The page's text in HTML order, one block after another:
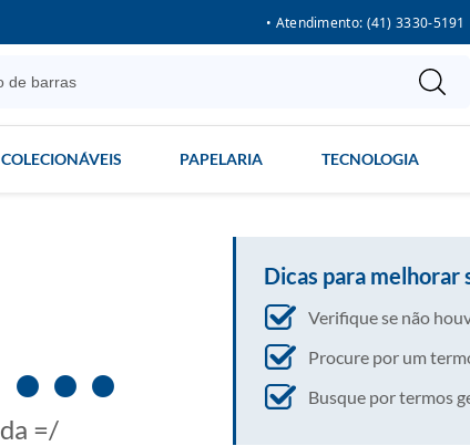
• Atendimento: (41) 3330-5191
COLECIONÁVEIS PAPELARIA TECNOLOGIA
=/
Dicas para melhorar
Verifique se não
Procure por um
Busque por termos